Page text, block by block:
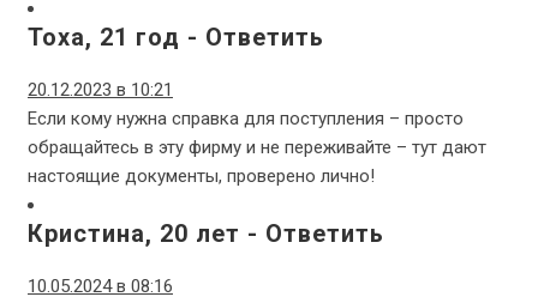
Тоха, 21 год - Ответить
20.12.2023 в 10:21
Если кому нужна справка для поступления – просто
обращайтесь в эту фирму и не переживайте – тут дают
настоящие документы, проверено лично!
Кристина, 20 лет - Ответить
10.05.2024 в 08:16